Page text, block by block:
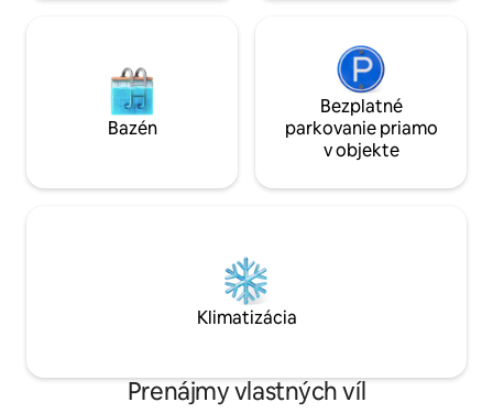
Bazén
Bezplatné
parkovanie priamo
v objekte
Klimatizácia
Prenájmy vlastných víl